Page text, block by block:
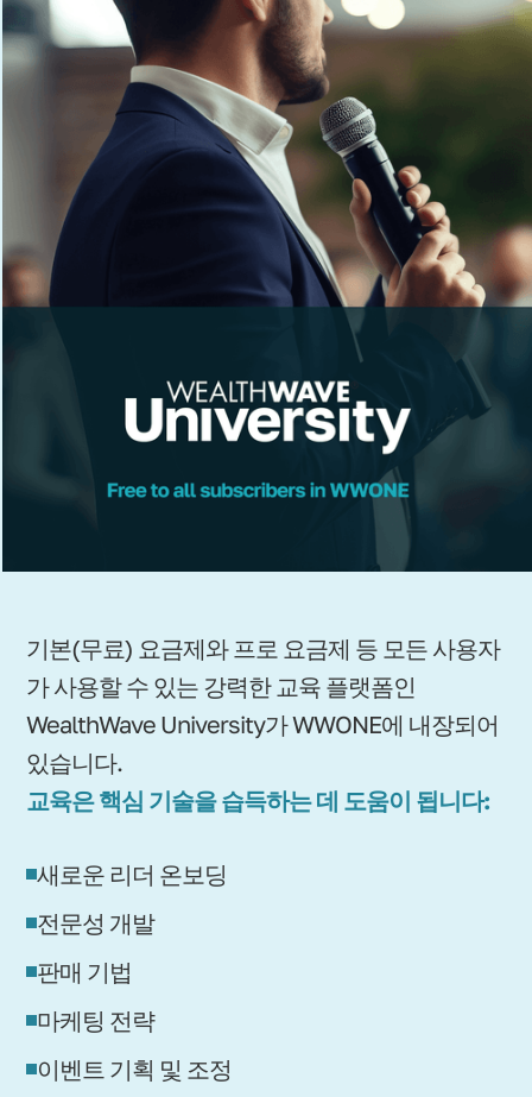
기본(무료) 요금제와 프로 요금제 등 모든 사용자
가 사용할 수 있는 강력한 교육 플랫폼인
WealthWave University가 WWONE에 내장되어
있습니다.
교육은 핵심 기술을 습득하는 데 도움이 됩니다:
새로운 리더 온보딩
전문성 개발
판매 기법
마케팅 전략
이벤트 기획 및 조정